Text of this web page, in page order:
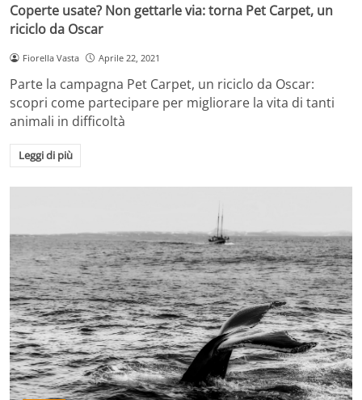
Coperte usate? Non gettarle via: torna Pet Carpet, un
riciclo da Oscar
Fiorella Vasta Aprile 22, 2021
Parte la campagna Pet Carpet, un riciclo da Oscar:
scopri come partecipare per migliorare la vita di tanti
animali in difficoltà
Leggi di più